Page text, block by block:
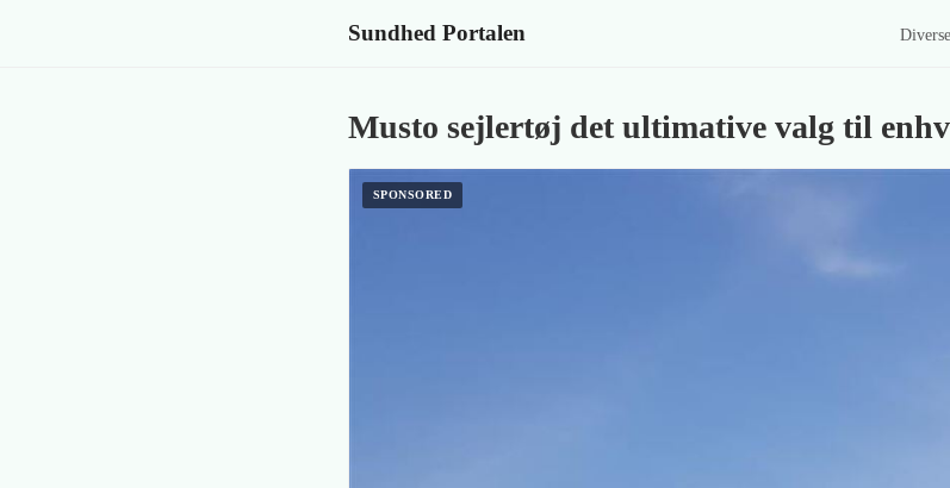
Sundhed Portalen Diverse
Musto sejlertøj det ultimative valg til